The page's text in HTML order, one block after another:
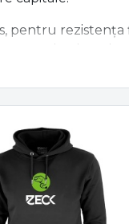
pentru
de talie mare.
geamanduri,
aici vei găsi
mulinete de